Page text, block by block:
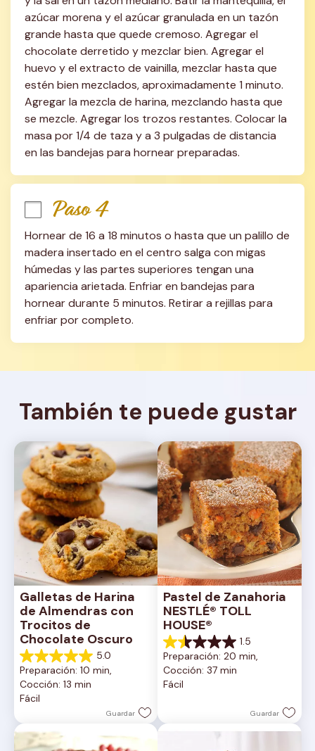
azúcar morena y el azúcar granulada en un tazón
grande hasta que quede cremoso. Agregar el
chocolate derretido y mezclar bien. Agregar el
huevo y el extracto de vainilla, mezclar hasta que
estén bien mezclados, aproximadamente 1 minuto.
Agregar la mezcla de harina, mezclando hasta que
se mezcle. Agregar los trozos restantes. Colocar la
masa por 1/4 de taza y a 3 pulgadas de distancia
en las bandejas para hornear preparadas.
Paso 4
Hornear de 16 a 18 minutos o hasta que un palillo de
madera insertado en el centro salga con migas
húmedas y las partes superiores tengan una
apariencia arietada. Enfriar en bandejas para
hornear durante 5 minutos. Retirar a rejillas para
enfriar por completo.
También te puede gustar
Galletas de Harina
de Almendras con
Trocitos de
Chocolate Oscuro
5.0
5.0
de
5
estrellas.
reseña
Preparación: 10 min,
Cocción: 13 min
Fácil
Guardar
Pastel de Zanahoria
NESTLÉ® TOLL
HOUSE®
1.5
1.5
de
5
estrellas.
Preparación: 20 min,
Cocción: 37 min
Fácil
Guardar